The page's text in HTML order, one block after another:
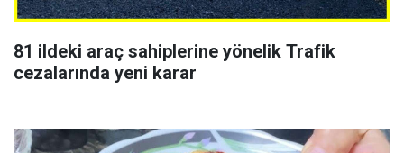
81 ildeki araç sahiplerine yönelik Trafik
cezalarında yeni karar